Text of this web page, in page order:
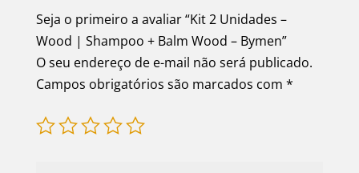
Seja o primeiro a avaliar “Kit 2 Unidades –
Wood | Shampoo + Balm Wood – Bymen”
O seu endereço de e-mail não será publicado.
Campos obrigatórios são marcados com *